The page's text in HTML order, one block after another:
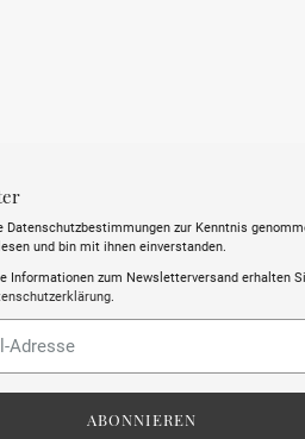
Datenschutzbestimmungen zur Kenntnis
und bin mit ihnen einverstanden.
Informationen zum Newsletterversand erhalten
ABONNIEREN